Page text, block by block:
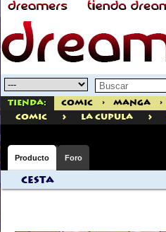
Tienda: Comic > Manga >
comic
> La Cupula >
Producto Foro
Cesta